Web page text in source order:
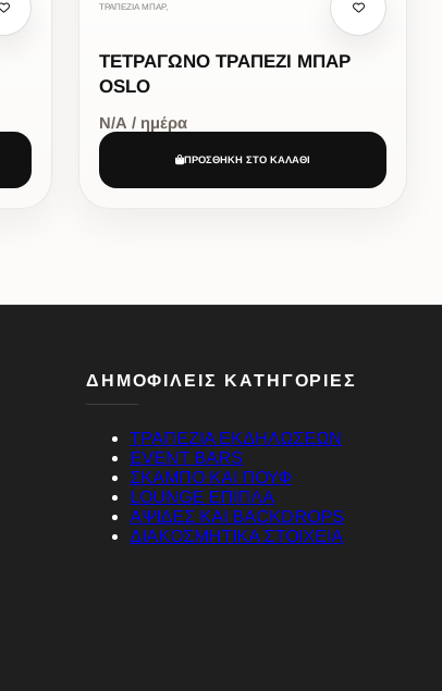
ΤΡΑΠΕΖΙΑ ΜΠΑΡ,
ΤΕΤΡΑΓΩΝΟ ΤΡΑΠΕΖΙ ΜΠΑΡ
OSLO
Ν/Α / ημέρα
ΠΡΟΣΘΗΚΗ ΣΤΟ ΚΑΛΑΘΙ
ΔΗΜΟΦΙΛΕΙΣ ΚΑΤΗΓΟΡΙΕΣ
ΤΡΑΠΕΖΙΑ ΕΚΔΗΛΩΣΕΩΝ
EVENT BARS
ΣΚΑΜΠΟ ΚΑΙ ΠΟΥΦ
LOUNGE ΕΠΙΠΛΑ
ΑΨΙΔΕΣ ΚΑΙ BACKDROPS
ΔΙΑΚΟΣΜΗΤΙΚΑ ΣΤΟΙΧΕΙΑ